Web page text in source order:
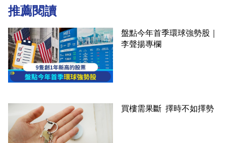
推薦閱讀
盤點今年首季環球強勢股｜
李聲揚專欄
買樓需果斷 擇時不如擇勢